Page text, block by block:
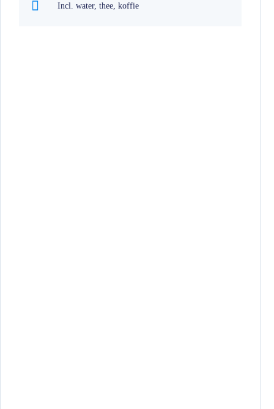
Incl. water, thee, koffie